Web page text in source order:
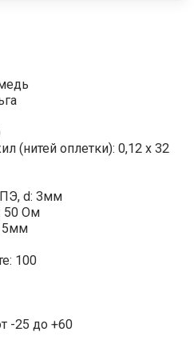
(нитей оплетки): 0,12 x 32
d: 3мм
50 Ом
5мм
100
-25 до +60